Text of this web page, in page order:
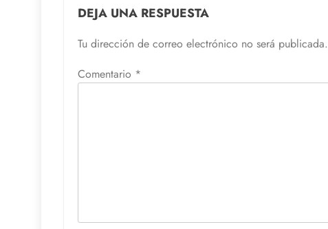
DEJA UNA RESPUESTA
Tu dirección de correo electrónico no será publicada.
Comentario *